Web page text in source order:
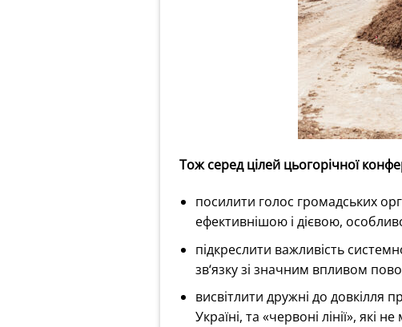
Тож серед цілей цьогорічної
посилити голос громадських
ефективнішою і дієвою,
підкреслити важливість
зв‘язку зі значним впливом
висвітлити дружні до довкілля
Україні, та «червоні лінії», які